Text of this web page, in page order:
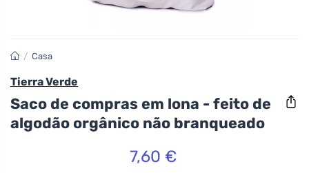
/ Casa
Tierra Verde
Saco de compras em lona - feito de
algodão orgânico não branqueado
7,60 €